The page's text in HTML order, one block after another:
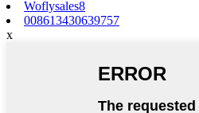
Woflysales8
008613430639757
x